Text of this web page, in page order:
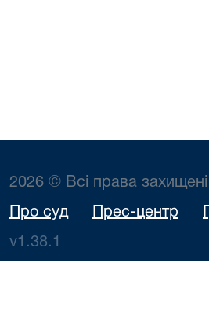
2026 © Всі права захищені
Про суд Прес-центр
v1.38.1